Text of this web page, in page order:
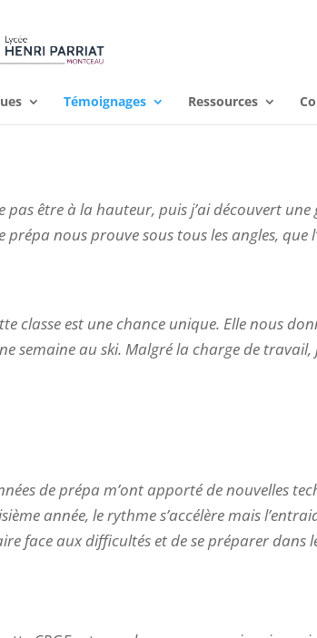
Témoignages Ressources
pas être à la hauteur, puis j’ai découvert
nous prouve sous tous les angles, que
classe est une chance unique. Elle nous
semaine au ski. Malgré la charge de travail,
de prépa m’ont apporté de nouvelles
année, le rythme s’accélère mais
face aux difficultés et de se préparer dans